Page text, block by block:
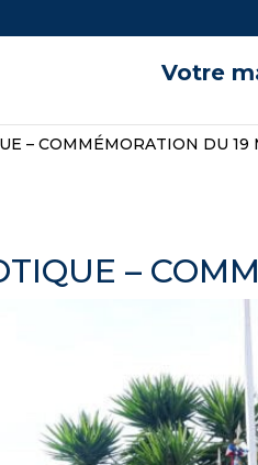
Votre
– COMMÉMORATION DU 19
–